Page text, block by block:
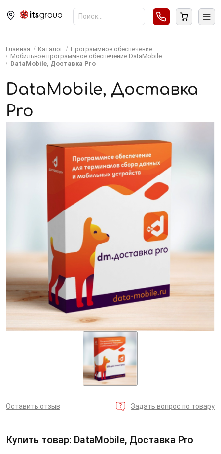
Главная Каталог
Программное обеспечение
Мобильное программное обеспечение DataMobile
DataMobile, Доставка Pro
DataMobile, Доставка
Pro
Оставить отзыв Задать вопрос по товару
Купить товар: DataMobile, Доставка Pro